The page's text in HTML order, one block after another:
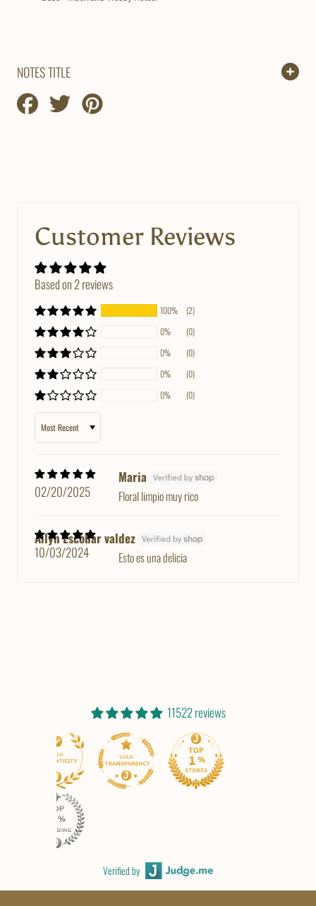
NOTES TITLE
Compartir
en
Compartir
Customer Reviews
Based on 2 reviews
100%
(2)
0%
(0)
0%
(0)
0%
(0)
0%
(0)
SORT BY
02/20/2025
Maria
Floral limpio muy rico
10/03/2024
Ailyn Escobar valdez
Esto es una delicia
11522 reviews
Verified by